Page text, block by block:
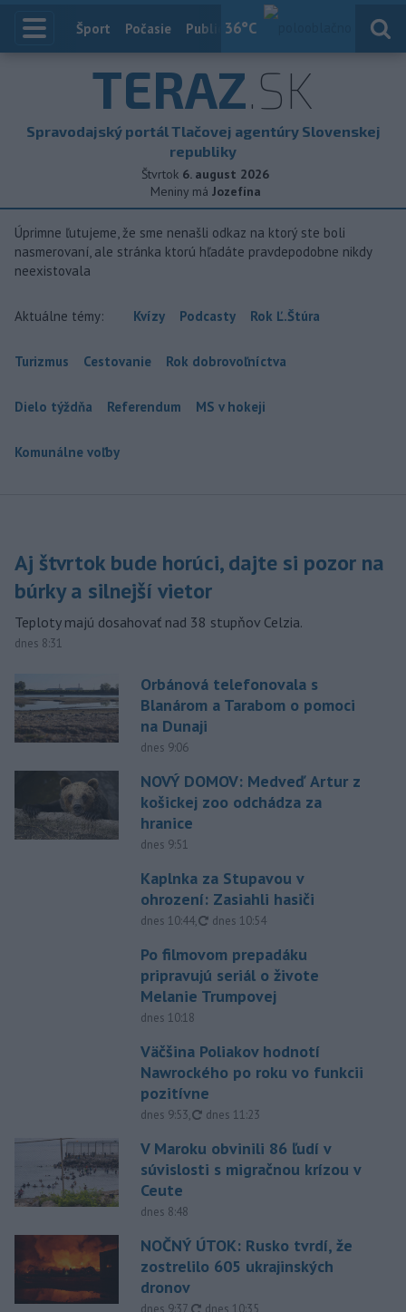
36°C
Index
Šport Počasie Publicistika
TERAZ.SK
Spravodajský portál Tlačovej agentúry Slovenskej
republiky
Štvrtok 6. august 2026
Meniny má Jozefína
Úprimne ľutujeme, že sme nenašli odkaz na ktorý ste boli
nasmerovaní, ale stránka ktorú hľadáte pravdepodobne nikdy
neexistovala
Aktuálne témy: Kvízy Podcasty Rok Ľ.Štúra
Turizmus Cestovanie Rok dobrovoľníctva
Dielo týždňa Referendum MS v hokeji
Komunálne voľby
Aj štvrtok bude horúci, dajte si pozor na
búrky a silnejší vietor
Teploty majú dosahovať nad 38 stupňov Celzia.
dnes 8:31
Orbánová telefonovala s
Blanárom a Tarabom o pomoci
na Dunaji
dnes 9:06
NOVÝ DOMOV: Medveď Artur z
košickej zoo odchádza za
hranice
dnes 9:51
Kaplnka za Stupavou v
ohrození: Zasiahli hasiči
dnes 10:44, aktualizované
dnes 10:54
Po filmovom prepadáku
pripravujú seriál o živote
Melanie Trumpovej
dnes 10:18
Väčšina Poliakov hodnotí
Nawrockého po roku vo funkcii
pozitívne
dnes 9:53, aktualizované
dnes 11:23
V Maroku obvinili 86 ľudí v
súvislosti s migračnou krízou v
Ceute
dnes 8:48
NOČNÝ ÚTOK: Rusko tvrdí, že
zostrelilo 605 ukrajinských
dronov
dnes 9:37, aktualizované
dnes 10:35